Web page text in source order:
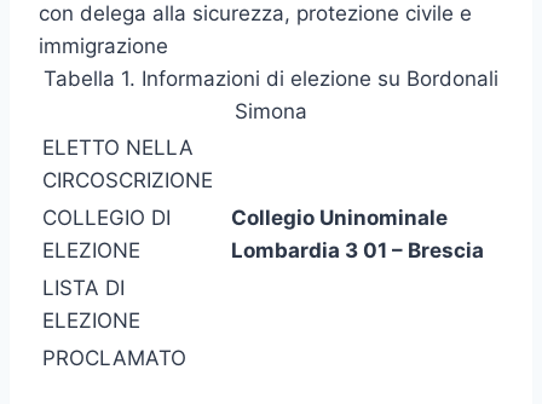
con delega alla sicurezza, protezione civile e
immigrazione
Tabella 1. Informazioni di elezione su Bordonali
Simona
ELETTO NELLA
CIRCOSCRIZIONE
COLLEGIO DI
ELEZIONE
Collegio Uninominale
Lombardia 3 01 – Brescia
LISTA DI
ELEZIONE
PROCLAMATO